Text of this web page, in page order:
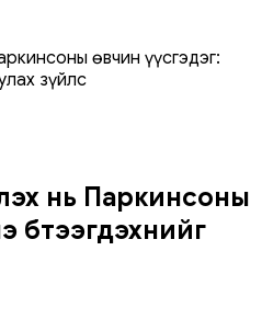
өвчин үүсгэдэг:
зүйлс
нь Паркинсоны
бүтээгдэхүүнийг